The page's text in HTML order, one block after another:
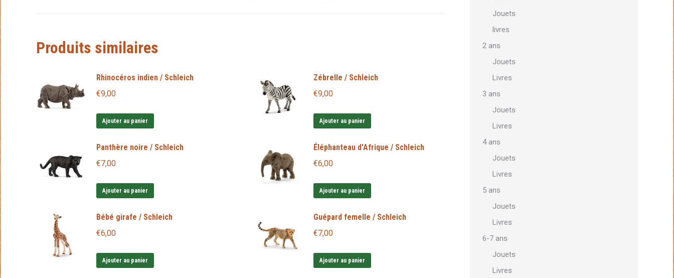
Produits similaires
Rhinocéros indien / Schleich
€9,00
Ajouter au panier
Zébrelle / Schleich
€9,00
Ajouter au panier
Panthère noire / Schleich
€7,00
Ajouter au panier
Éléphanteau d'Afrique / Schleich
€6,00
Ajouter au panier
Bébé girafe / Schleich
€6,00
Ajouter au panier
Guépard femelle / Schleich
€7,00
Ajouter au panier
Jouets
livres
2 ans
Jouets
Livres
3 ans
Jouets
Livres
4 ans
Jouets
Livres
5 ans
Jouets
Livres
6-7 ans
Jouets
Livres